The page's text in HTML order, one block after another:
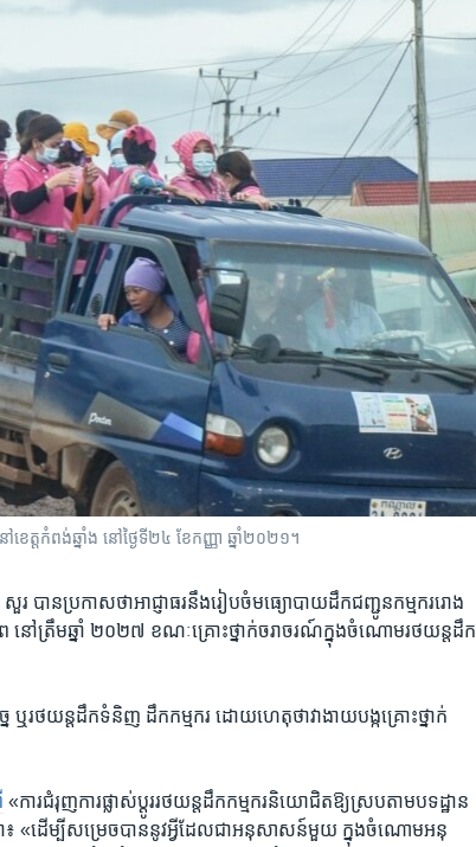
ខេត្ត​កំពង់ឆ្នាំង នៅ​ថ្ងៃទី​២៤ ខែកញ្ញា ឆ្នាំ២០២១។
សួរ បាន​ប្រកាស​ថា​អាជ្ញាធរ​នឹង​រៀបចំ​មធ្យោ​បាយ​ដឹក​ជញ្ជូន​កម្មករ​រោង
នៅ​ត្រឹម​ឆ្នាំ​ ២០​២៧ ខណៈ​គ្រោះ​ថ្នាក់​ចរាចរណ៍​ក្នុង​ចំណោម​រថយន្ត​ដឹក​
ឬ​រថយន្ត​ដឹក​ទំនិញ ដឹក​កម្មករ ដោយ​ហេតុថា​វា​ងាយ​បង្ក​គ្រោះ​ថ្នាក់​
​«ការ​ជំរុញ​ការ​ផ្លាស់​ប្តូរ​រថយន្ត​ដឹក​កម្មករ​និយោជិត​ឱ្យ​ស្រប​តាម​បទ​ដ្ឋាន​
៖ «ដើម្បី​សម្រេច​បាន​នូវអ្វី​ដែល​ជា​អនុ​សាសន៍​មួយ ក្នុង​ចំណោម​អនុ​